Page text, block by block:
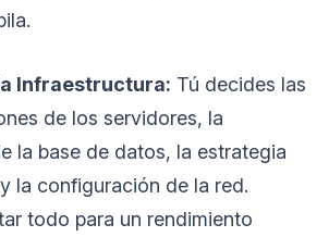
Infraestructura: Tú decides las
de los servidores, la
la base de datos, la estrategia
la configuración de la red.
todo para un rendimiento